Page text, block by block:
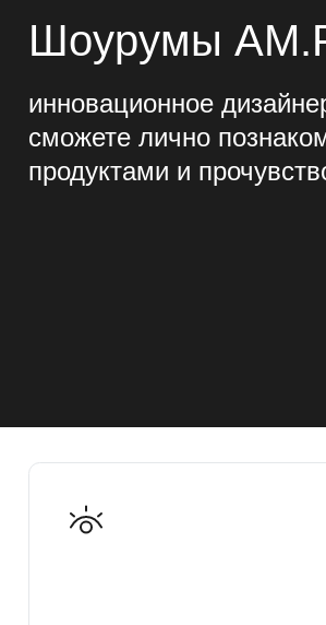
Шоурумы
инновационное
сможете лично
продуктами и